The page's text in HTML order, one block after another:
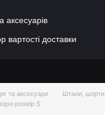
аксесуарів
вартості доставки
та аксесуари Штани, шорти
розмір S